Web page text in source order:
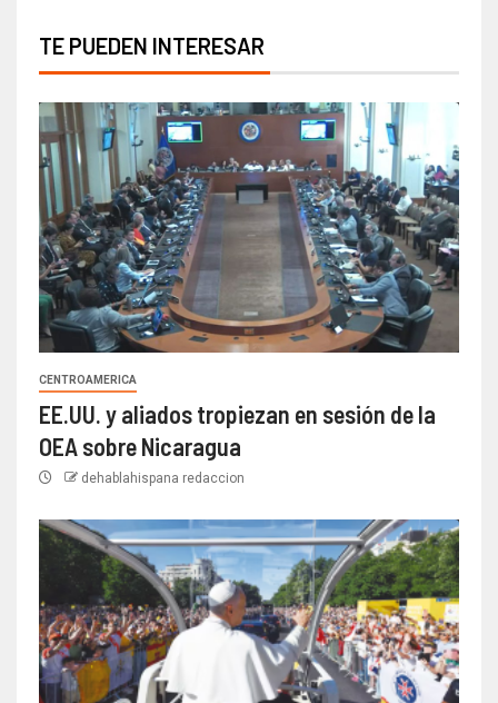
TE PUEDEN INTERESAR
CENTROAMERICA
EE.UU. y aliados tropiezan en sesión de la
OEA sobre Nicaragua
dehablahispana redaccion